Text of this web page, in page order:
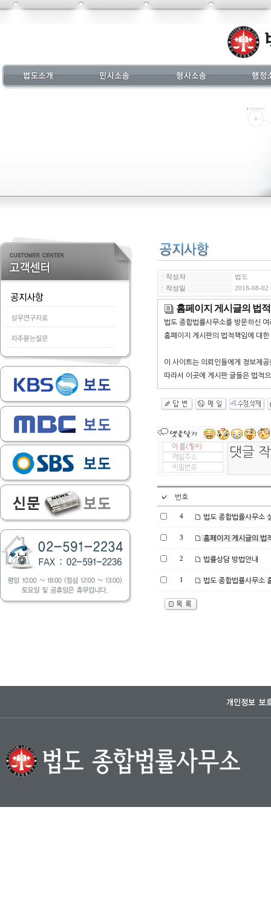
ㆍ작성자
법도
ㆍ작성일
2018-08-02
홈페이지 게시글의 법
법도 종합법률사무소를 방문하신
홈페이지 게시판의 법적책임에 대
이 사이트는 의뢰인들에게 정보제
따라서 이곳에 게시판 글들은 법적
번호
4 법도 종합법률사무소
3 홈페이지 게시글의 법
2 법률상담 방법안내
1 법도 종합법률사무소